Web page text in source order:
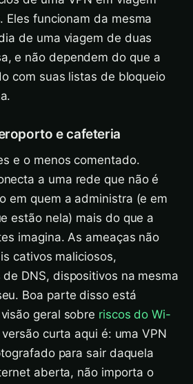
Eles funcionam da mesma
de uma viagem de duas
e não dependem do que a
com suas listas de bloqueio
e cafeteria
e o menos comentado.
a uma rede que não é
em quem a administra (e em
estão nela) mais do que a
imagina. As ameaças não
cativos maliciosos,
DNS, dispositivos na mesma
Boa parte disso está
geral sobre riscos do Wi-
curta aqui é: uma VPN
para sair daquela
aberta, não importa o